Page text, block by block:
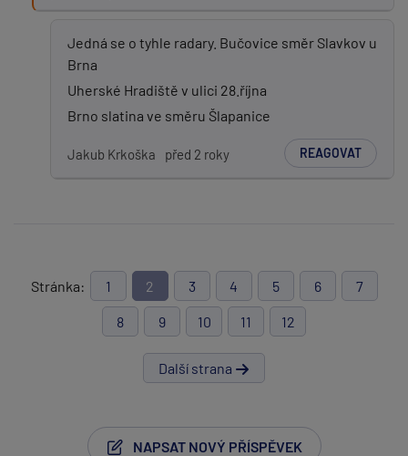
Jedná se o tyhle radary. Bučovice směr Slavkov u
Brna
Uherské Hradiště v ulici 28.října
Brno slatina ve směru Šlapanice
Jakub Krkoška před 2 roky REAGOVAT
Stránka: 1 2 3 4 5 6 7
8 9 10 11 12
Další strana
NAPSAT NOVÝ PŘÍSPĚVEK